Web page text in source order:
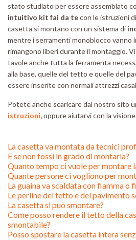
stato studiato per essere assemblato
intuitivo kit fai da tecon le istruzioni
casetta si montano con un sistema di
mentre i serramenti monoblocco vanno
rimangono liberi durante il montaggio.
tavole anche tutta la ferramenta
alla base, quelle del tetto e quelle del
essere inserite con normali attrezzi
Potete anche scaricare dal nostro sito
istruzioni,oppure aiutarvi con la
La casetta va montata da tecnici
E se non fossi in grado di montarla?
Quanto tempo ci vuole per montare
Quante persone ci vogliono per
La guaina va scaldata con fiamma o
Le perline del tetto e del pavimento
La casetta si può smontare?
Come posso rendere il tetto della
smontabile?
Posso spostare la casetta intera